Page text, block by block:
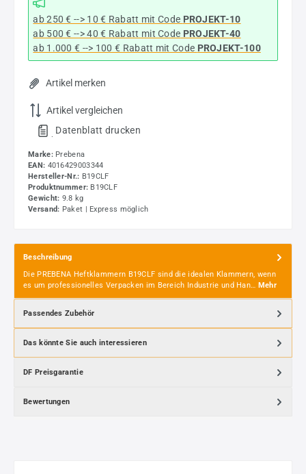
ab 250 € --> 10 € Rabatt mit Code PROJEKT-10
ab 500 € --> 40 € Rabatt mit Code PROJEKT-40
ab 1.000 € --> 100 € Rabatt mit Code PROJEKT-100
Artikel merken
Artikel vergleichen
. Datenblatt drucken
Marke: Prebena
EAN: 4016429003344
Hersteller-Nr.: B19CLF
Produktnummer: B19CLF
Gewicht: 9.8 kg
Versand: Paket | Express möglich
Beschreibung
Die PREBENA Heftklammern B19CLF sind die idealen Klammern, wenn
es um professionelles Verpacken im Bereich Industrie und Han… Mehr
Passendes Zubehör
Das könnte Sie auch interessieren
DF Preisgarantie
Bewertungen